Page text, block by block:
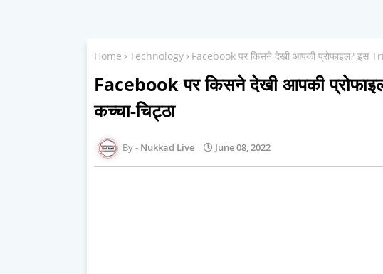
Home Technology Facebook पर किसने देखी आपकी प्रोफाइल? इस
Facebook पर किसने देखी आपकी
कच्चा-चिट्ठा
Nukkad Live June 08, 2022